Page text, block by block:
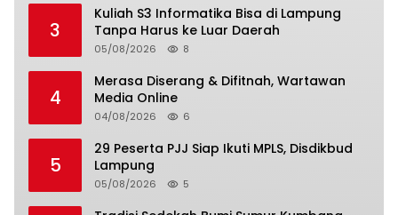
3
Kuliah S3 Informatika Bisa di Lampung
Tanpa Harus ke Luar Daerah
05/08/2026 8
4
Merasa Diserang & Difitnah, Wartawan
Media Online
04/08/2026 6
5
29 Peserta PJJ Siap Ikuti MPLS, Disdikbud
Lampung
05/08/2026 5